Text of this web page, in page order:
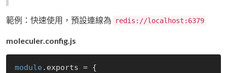
範例：快速使用，預設連線為 redis://localhost:6379
moleculer.config.js
module .exports = {